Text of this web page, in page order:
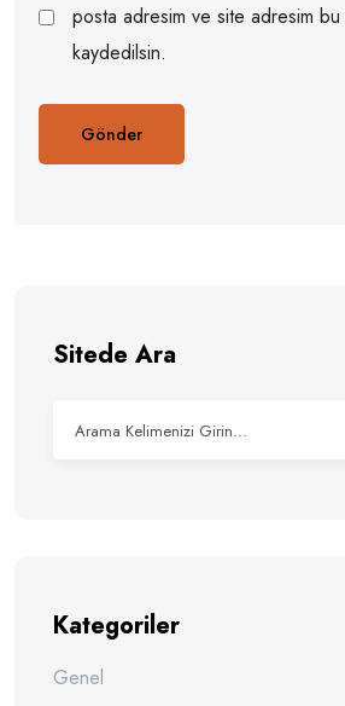
posta adresim ve site adresim bu
kaydedilsin.
Sitede Ara
Kategoriler
Genel